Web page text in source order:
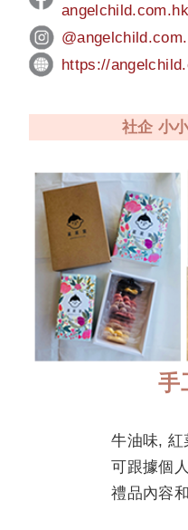
angelchild.com.hk
https://angelchild.
社企 小
手
牛油味, 紅
可跟據個
禮品內容